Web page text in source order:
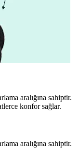
aralığına sahiptir.
konfor sağlar.
aralığına sahiptir.